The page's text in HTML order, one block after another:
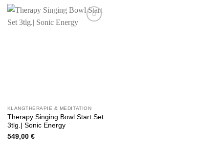
KLANGTHERAPIE & MEDITATION
Therapy Singing Bowl Start Set
3tlg.| Sonic Energy
549,00 €